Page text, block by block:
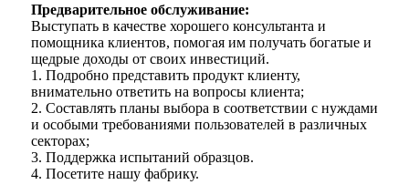
Предварительное обслуживание:
Выступать в качестве хорошего консультанта и
помощника клиентов, помогая им получать богатые и
щедрые доходы от своих инвестиций.
1. Подробно представить продукт клиенту,
внимательно ответить на вопросы клиента;
2. Составлять планы выбора в соответствии с нуждами
и особыми требованиями пользователей в различных
секторах;
3. Поддержка испытаний образцов.
4. Посетите нашу фабрику.